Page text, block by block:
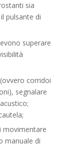
sia
pulsante di
superare
corridoi
segnalare
movimentare
manuale di